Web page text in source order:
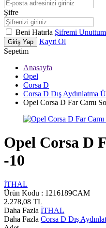
Şifre
Beni Hatırla Şifremi Unuttum
Giriş Yap
Kayıt Ol
Sepetim
Anasayfa
Opel
Corsa D
Corsa D Dış Aydınlatma
Opel Corsa D Far Camı
Opel Corsa D
-10
İTHAL
Ürün Kodu : 1216189CAM
2.278,08 TL
Daha Fazla İTHAL
Daha Fazla Corsa D Dış